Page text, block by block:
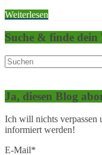
Weiterlesen
Suche & finde dein
Ja, diesen Blog
Ich will nichts verpassen
informiert werden!
E-Mail*